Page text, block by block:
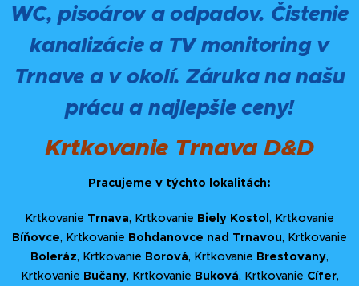
WC, pisoárov a odpadov. Čistenie
kanalizácie a TV monitoring v
Trnave a v okolí. Záruka na našu
prácu a najlepšie ceny!
Krtkovanie Trnava D&D
Pracujeme v týchto lokalitách:
Krtkovanie Trnava, Krtkovanie Biely Kostol, Krtkovanie
Bíňovce, Krtkovanie Bohdanovce nad Trnavou, Krtkovanie
Boleráz, Krtkovanie Borová, Krtkovanie Brestovany,
Krtkovanie Bučany, Krtkovanie Buková, Krtkovanie Cífer,